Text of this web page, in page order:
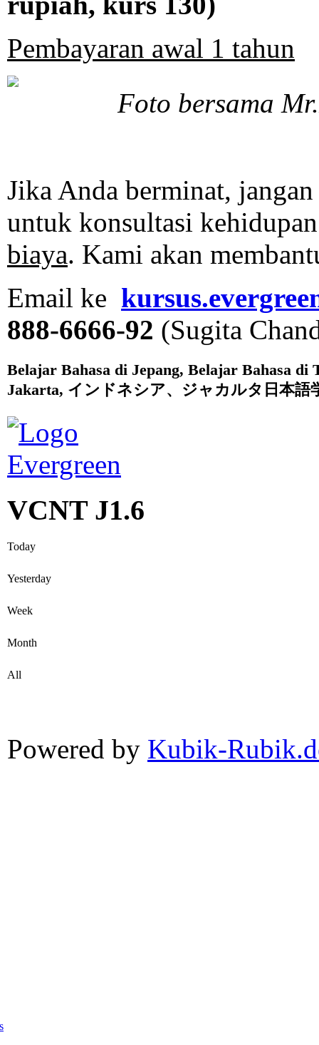
Pembayaran awal 1 tahun
Foto bersama
Jika Anda berminat,
untuk konsultasi
biaya. Kami akan
Email ke
888-6666-92 (Sugita
Belajar Bahasa di Jepang, Belajar Bahasa di
Jakarta, インドネシア、ジャカルタ日本語
VCNT J1.6
Today
Yesterday
Week
Month
All
Powered by Kubik-